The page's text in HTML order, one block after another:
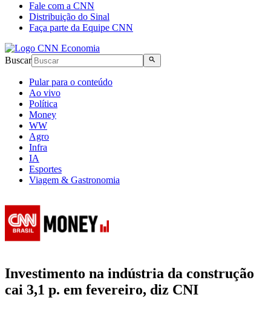
Fale com a CNN
Distribuição do Sinal
Faça parte da Equipe CNN
Buscar
Pular para o conteúdo
Ao vivo
Política
Money
WW
Agro
Infra
IA
Esportes
Viagem & Gastronomia
Investimento na indústria da construção
cai 3,1 p. em fevereiro, diz CNI